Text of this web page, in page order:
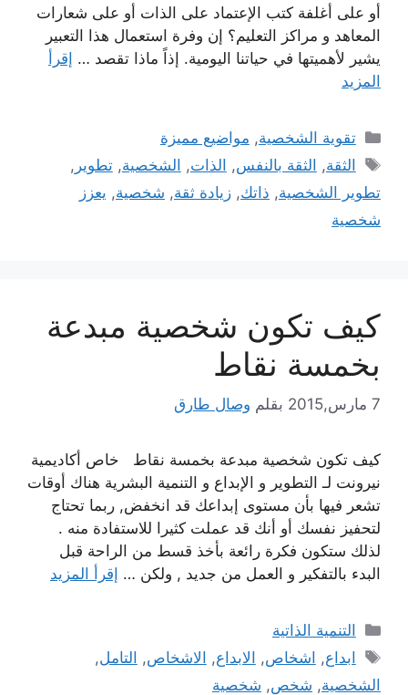
أو على أغلفة كتب الإعتماد على الذات أو على شعارات
المعاهد و مراكز التعليم؟ إن وفرة استعمال هذا التعبير
يشير لأهميتها في حياتنا اليومية. إذاً ماذا تقصد … إقرأ
المزيد
التصنيفات
تقوية الشخصية, مواضيع مميزة
الوسوم
الثقة, الثقة بالنفس, الذات, الشخصية,تطوير ,
تطوير الشخصية, ذاتك, زيادة ثقة, شخصية, يعزز
شخصية
كيف تكون شخصية مبدعة
بخمسة نقاط
7 مارس,2015 بقلم وصال طارق
كيف تكون شخصية مبدعة بخمسة نقاط خاص أكاديمية
نيرونت لـ التطوير و الإبداع و التنمية البشرية هناك أوقات
تشعر فيها بأن مستوى إبداعك قد انخفض, ربما تحتاج
لتحفيز نفسك أو أنك قد عملت كثيرا للاستفادة منه .
لذلك ستكون فكرة رائعة بأخذ قسط من الراحة قبل
البدء بالتفكير و العمل من جديد , ولكن … إقرأ المزيد
التصنيفات
التنمية الذاتية
الوسوم
ابداع, اشخاص, الابداع, الاشخاص, التامل,
الشخصية, شخص, شخصية